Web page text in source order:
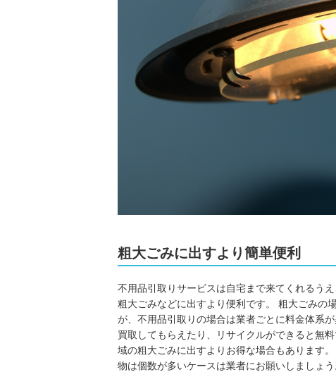
粗大ごみに出すより簡単便利
不用品引取りサービスは自宅まで来てくれるう
粗大ごみなどに出すより便利です。 粗大ごみの
が、不用品引取りの場合は業者ごとに料金体系
買取してもらえたり、リサイクルができると無
域の粗大ごみに出すよりお得な場合もあります
物は個数が多いケースは業者にお願いしましょう